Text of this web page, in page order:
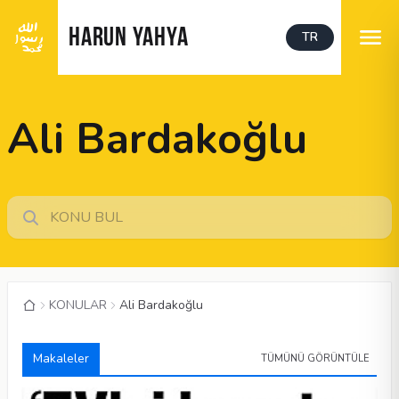
HARUN YAHYA TR
Ali Bardakoğlu
KONULAR Ali Bardakoğlu
Makaleler TÜMÜNÜ GÖRÜNTÜLE